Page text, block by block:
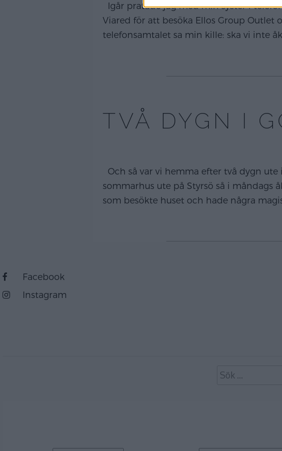
Igår pratade jag med min syster i
Viared för att besöka Ellos Group Outlet
telefonsamtalet sa min kille: ska vi inte
TVÅ DYGN I
Och så var vi hemma efter två dygn
sommarhus ute på Styrsö så i måndags
som besökte huset och hade några
Facebook
Instagram
Sök